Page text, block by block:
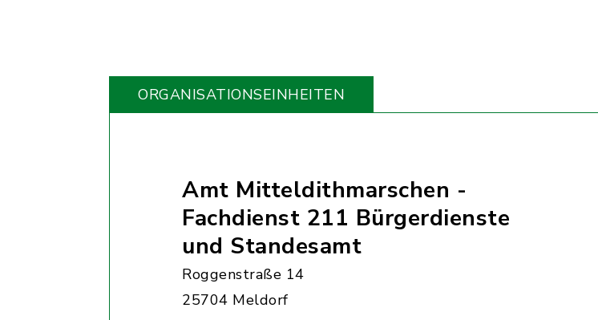
ORGANISATIONS­EINHEITEN
Amt Mitteldithmarschen -
Fachdienst 211 Bürgerdienste
und Standesamt
Roggenstraße 14
25704 Meldorf